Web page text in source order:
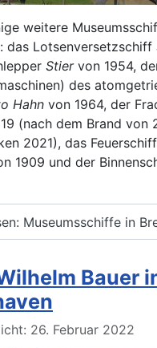
weitere
das Lotsenversetzschiff
Stiervon 1954,
des
Hahn von 1964, der
(nach dem Brand von
2021), das Feuerschiff
1909 und der
Museumsschiffe in
Bauer
26. Februar 2022